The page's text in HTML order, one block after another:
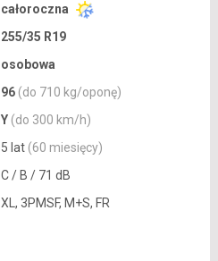
całoroczna
255/35 R19
osobowa
96 (do 710 kg/oponę)
Y (do 300 km/h)
5 lat (60 miesięcy)
C / B / 71 dB
XL, 3PMSF, M+S, FR